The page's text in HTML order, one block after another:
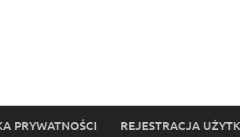
PRYWATNOŚCI REJESTRACJA